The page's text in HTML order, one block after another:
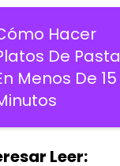
Hacer
De Pasta
Menos De 15
Leer: